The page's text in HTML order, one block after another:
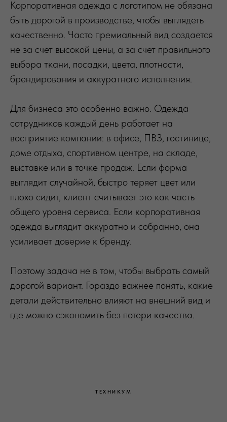
Корпоративная одежда с логотипом не обязана
быть дорогой в производстве, чтобы выглядеть
качественно. Часто премиальный вид создается
не за счет высокой цены, а за счет правильного
выбора ткани, посадки, цвета, плотности,
брендирования и аккуратного исполнения.
Для бизнеса это особенно важно. Одежда
сотрудников каждый день работает на
восприятие компании: в офисе, ПВЗ, гостинице,
доме отдыха, спортивном центре, на складе,
выставке или в точке продаж. Если форма
выглядит случайной, быстро теряет цвет или
плохо сидит, клиент считывает это как часть
общего уровня сервиса. Если корпоративная
одежда выглядит аккуратно и собранно, она
усиливает доверие к бренду.
Поэтому задача не в том, чтобы выбрать самый
дорогой вариант. Гораздо важнее понять, какие
детали действительно влияют на внешний вид и
где можно сэкономить без потери качества.
ТЕХНИКУМ